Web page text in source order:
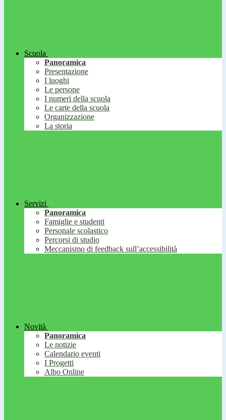
Scuola
Panoramica
Presentazione
I luoghi
Le persone
I numeri della scuola
Le carte della scuola
Organizzazione
La storia
Servizi
Panoramica
Famiglie e studenti
Personale scolastico
Percorsi di studio
Meccanismo di feedback sull’accessibilità
Novità
Panoramica
Le notizie
Calendario eventi
I Progetti
Albo Online